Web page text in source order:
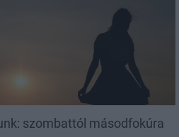
szombattól másodfokúra